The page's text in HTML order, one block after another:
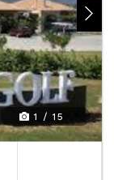
1 / 15